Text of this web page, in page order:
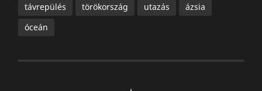
távrepülés
törökország utazás
ázsia
óceán